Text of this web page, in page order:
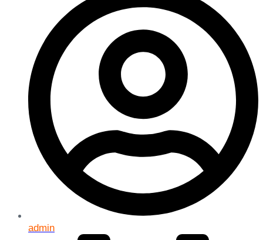
admin